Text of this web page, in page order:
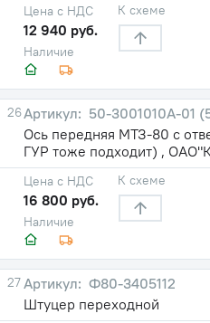
Наличие
Цена с НДС
12 940 руб.
К схеме
26
50-3001010А-01
Ось передняя МТЗ-80 с
ГУР тоже подходит) ,
Наличие
Цена с НДС
16 800 руб.
К схеме
27
Ф80-3405112
Штуцер переходной